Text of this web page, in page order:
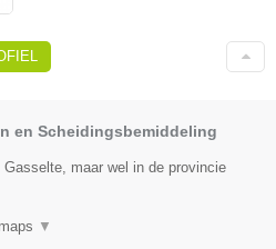
en Scheidingsbemiddeling
maar wel in de provincie
▼